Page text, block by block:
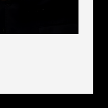
しまし